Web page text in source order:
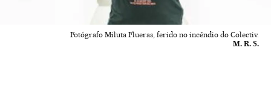
Fotógrafo Miluta Flueras, ferido no incêndio do Colectiv.
M. R. S.